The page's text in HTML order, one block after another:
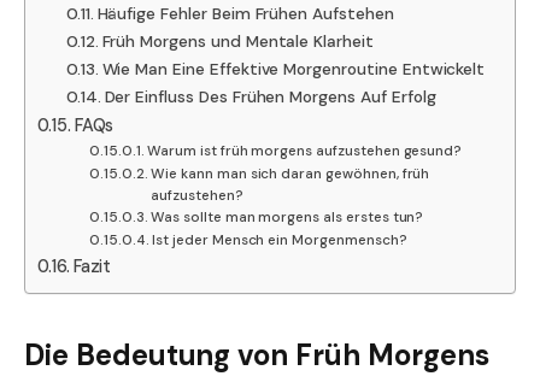
Häufige Fehler Beim Frühen Aufstehen
Früh Morgens und Mentale Klarheit
Wie Man Eine Effektive Morgenroutine Entwickelt
Der Einfluss Des Frühen Morgens Auf Erfolg
FAQs
Warum ist früh morgens aufzustehen gesund?
Wie kann man sich daran gewöhnen, früh
aufzustehen?
Was sollte man morgens als erstes tun?
Ist jeder Mensch ein Morgenmensch?
Fazit
Die Bedeutung von Früh Morgens